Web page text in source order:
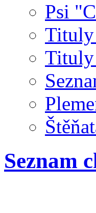
Psi
Tituly
Tituly
Seznam